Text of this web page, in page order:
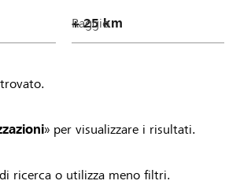
Raggio
» per visualizzare i risultati.
ricerca o utilizza meno filtri.